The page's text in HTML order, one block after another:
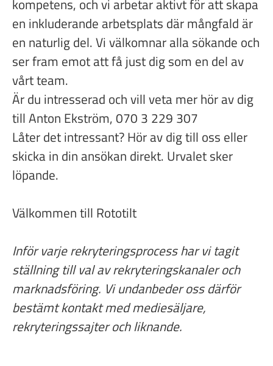
kompetens, och vi arbetar aktivt för att skapa
en inkluderande arbetsplats där mångfald är
en naturlig del. Vi välkomnar alla sökande och
ser fram emot att få just dig som en del av
vårt team.
Är du intresserad och vill veta mer hör av dig
till Anton Ekström, 070 3 229 307
Låter det intressant? Hör av dig till oss eller
skicka in din ansökan direkt. Urvalet sker
löpande.
Välkommen till Rototilt
Inför varje rekryteringsprocess har vi tagit
ställning till val av rekryteringskanaler och
marknadsföring. Vi undanbeder oss därför
bestämt kontakt med mediesäljare,
rekryteringssajter och liknande.